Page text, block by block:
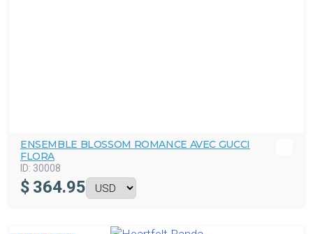
ENSEMBLE BLOSSOM ROMANCE AVEC GUCCI
FLORA
ID: 30008
$ 364.95